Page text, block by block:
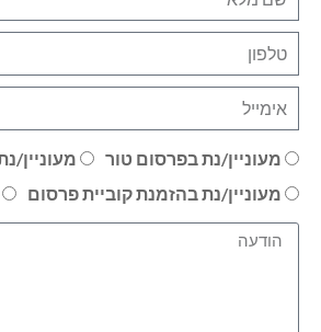
מעוניין/נת בפרסום טור
מעוניין/
מעוניין/נת בהזמנת קוביית פרסום